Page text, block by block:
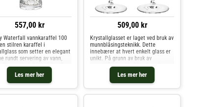
557,00 kr
Les mer her
Waterfall vannkaraffel 100
stilren karaffel i
som setter en elegant
rundt servering av vann,
eller andre kalde drikker. Den
overflaten gir et lekkert spill
og refleksjoner på bordet, og
509,00 kr
Les mer her
Krystallglasset er laget ved bruk av
munnblåsingsteknikk. Dette
innebærer at hvert enkelt glass er
unikt. På grunn av bruk av
munnblåsingsteknikken kan det
oppstå små luftbobler, men de er
bare en del av sjarmen. Hvis du
allerede har dekket bordet me